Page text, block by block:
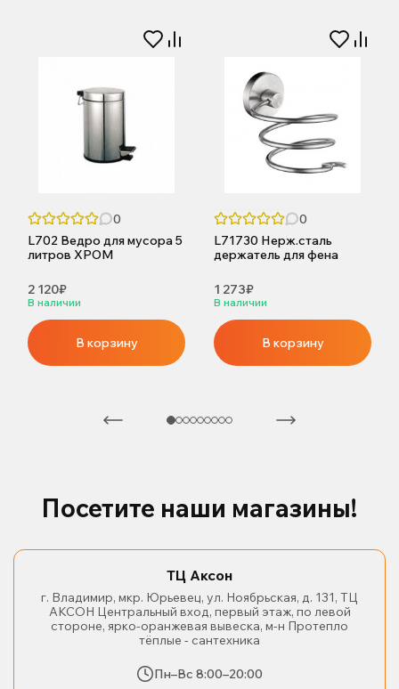
0
L702 Ведро для мусора 5
литров ХРОМ
2 120₽
В наличии
В корзину
0
L71730 Нерж.сталь
держатель для фена
1 273₽
В наличии
В корзину
Посетите наши магазины!
ТЦ Аксон
г. Владимир, мкр. Юрьевец, ул. Ноябрьская, д. 131, ТЦ
АКСОН Центральный вход, первый этаж, по левой
стороне, ярко-оранжевая вывеска, м-н Протепло
тёплые - сантехника
Пн–Вс 8:00–20:00